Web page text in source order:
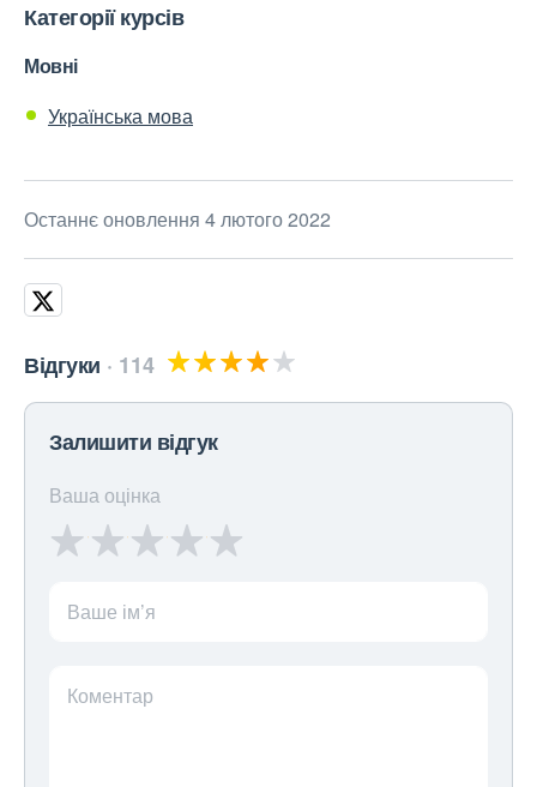
Категорії курсів
Мовні
Українська мова
Останнє оновлення 4 лютого 2022
Відгуки 114
Залишити відгук
Ваша оцінка
Ваше ім’я
Коментар